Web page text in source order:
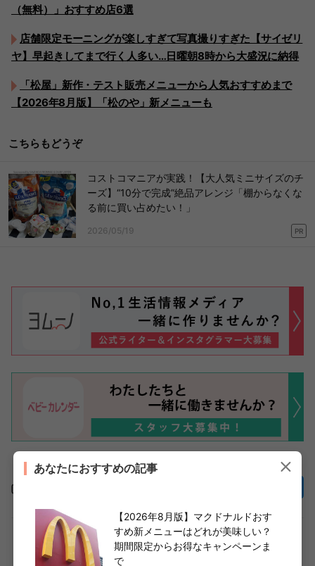
（無料）」おすすめ店6選
店舗限定モーニングが楽しすぎて写真撮りすぎた【サイゼリ
ヤ】早起きしてまで行く人多い…日曜朝8時から大盛況に納得
「松屋」新作・テスト販売メニューから人気おすすめまで
【2026年8月版】「松のや」新メニューも
こちらもどうぞ
コストコマニアが実践！【大人気ミニサイズのチ
ーズ】“10分で完成”絶品アレンジ「棚からなくな
る前に買い占めたい！」
2026/05/19 PR
週末ナニ食べる？新作フラペからマック新作バーガー
あなたにおすすめの記事
【2026年8月版】マクドナルドおす
すめ新メニューはどれが美味しい？
期間限定からお得なキャンペーンま
で